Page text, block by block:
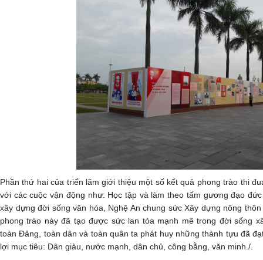
Phần thứ hai của triển lãm giới thiệu một số kết quả phong trào thi
với các cuộc vận động như: Học tập và làm theo tấm gương đạo
xây dựng đời sống văn hóa, Nghệ An chung sức Xây dựng nông
phong trào này đã tạo được sức lan tỏa mạnh mẽ trong đời sống
toàn Đảng, toàn dân và toàn quân ta phát huy những thành tựu đã
lợi mục tiêu: Dân giàu, nước mạnh, dân chủ, công bằng, văn minh./.